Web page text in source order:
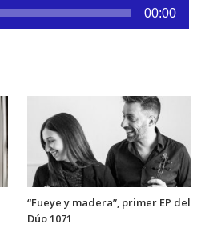
00:00
“Fueye y madera”, primer EP del
Dúo 1071